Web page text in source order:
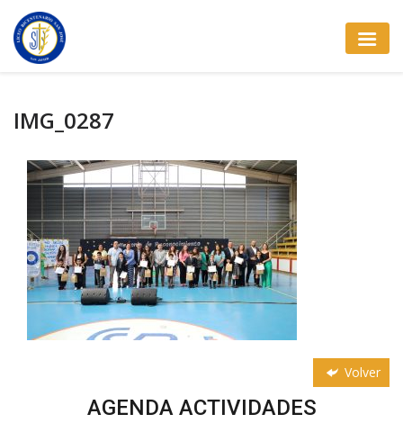
IMG_0287
Volver
AGENDA ACTIVIDADES